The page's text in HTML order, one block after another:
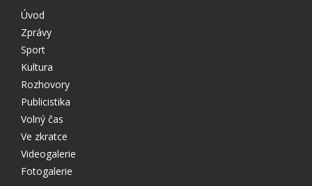
Úvod
Zprávy
Sport
Kultura
Rozhovory
Publicistika
Volný čas
Ve zkratce
Videogalerie
Fotogalerie